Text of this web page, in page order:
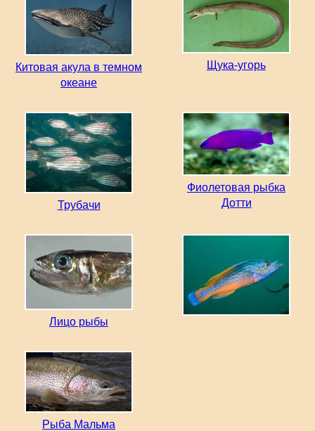
Китовая акула в темном
океане
Щука-угорь
Трубачи
Фиолетовая рыбка
Дотти
Лицо рыбы
Рыба Мальма